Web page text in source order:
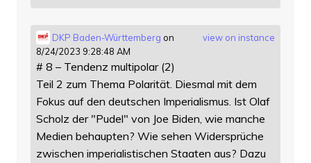
view on instance
DKP Baden-Württemberg on
8/24/2023 9:28:48 AM
# 8 – Tendenz multipolar (2)
Teil 2 zum Thema Polarität. Diesmal mit dem
Fokus auf den deutschen Imperialismus. Ist Olaf
Scholz der "Pudel" von Joe Biden, wie manche
Medien behaupten? Wie sehen Widersprüche
zwischen imperialistischen Staaten aus? Dazu